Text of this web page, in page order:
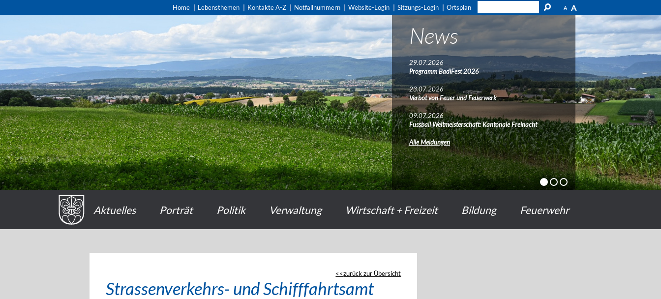
A A
Home Lebensthemen Kontakte A-Z Notfallnummern Website-Login Sitzungs-Login Ortsplan
News
29.07.2026
Programm BadiFest 2026
23.07.2026
Verbot von Feuer und Feuerwerk
09.07.2026
Fussball Weltmeisterschaft: Kantonale Freinacht
Alle Meldungen
Aktuelles Porträt Politik Verwaltung Wirtschaft + Freizeit Bildung Feuerwehr
zurück zur Übersicht
Strassenverkehrs- und Schifffahrtsamt